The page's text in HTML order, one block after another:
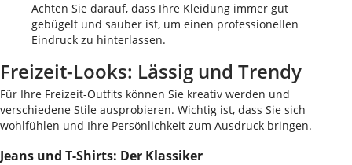
Achten Sie darauf, dass Ihre Kleidung immer gut
gebügelt und sauber ist, um einen professionellen
Eindruck zu hinterlassen.
Freizeit-Looks: Lässig und Trendy
Für Ihre Freizeit-Outfits können Sie kreativ werden und
verschiedene Stile ausprobieren. Wichtig ist, dass Sie sich
wohlfühlen und Ihre Persönlichkeit zum Ausdruck bringen.
Jeans und T-Shirts: Der Klassiker